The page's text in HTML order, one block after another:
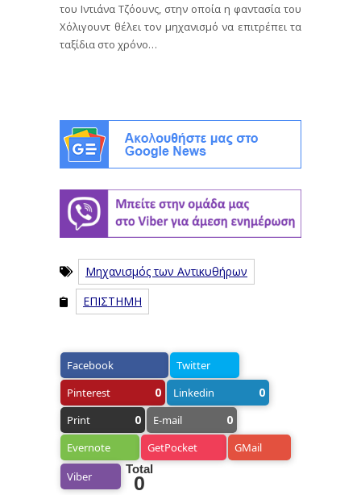
του Ιντιάνα Τζόουνς, στην οποία η φαντασία του
Χόλιγουντ θέλει τον μηχανισμό να επιτρέπει τα
ταξίδια στο χρόνο…
Μηχανισμός των Αντικυθήρων
ΕΠΙΣΤΗΜΗ
Facebook
Twitter
Pinterest
0 Linkedin 0
Print 0 E-mail 0
Evernote GetPocket GMail
Viber
Total
0